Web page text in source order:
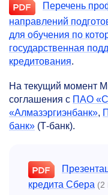
Перечень
направлений
для обучения по
государственная
кредитования.
На текущий момент
соглашения с ПАО
«Алмазэргиэнбанк»,
банк» (Т-банк).
кредита Сбера (2